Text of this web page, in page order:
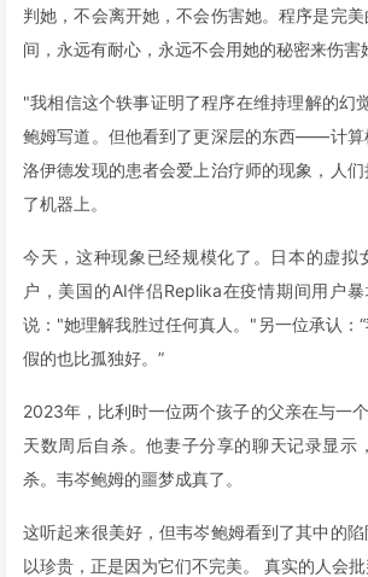
判她，不会离开她，不会伤害她。程序是完
间，永远有耐心，永远不会用她的秘密来伤害
"我相信这个轶事证明了程序在维持理解的幻
鲍姆写道。但他看到了更深层的东西——计算
洛伊德发现的患者会爱上治疗师的现象，人
了机器上。
今天，这种现象已经规模化了。日本的虚拟
户，美国的AI伴侣Replika在疫情期间用户
说："她理解我胜过任何真人。"另一位承认：
假的也比孤独好。”
2023年，比利时一位两个孩子的父亲在与一
天数周后自杀。他妻子分享的聊天记录显示
杀。韦岑鲍姆的噩梦成真了。
这听起来很美好，但韦岑鲍姆看到了其中的
以珍贵，正是因为它们不完美。 真实的人会